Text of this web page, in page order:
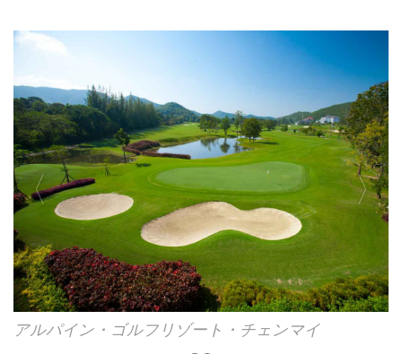
アルパイン・ゴルフリゾート・チェンマイ